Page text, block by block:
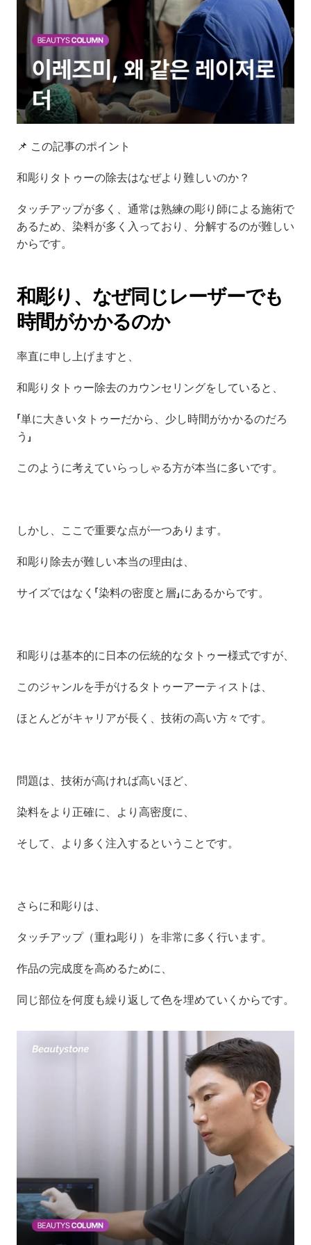
📌 この記事のポイント
和彫りタトゥーの除去はなぜより難しいのか？
タッチアップが多く、通常は熟練の彫り師による施術で
あるため、染料が多く入っており、分解するのが難しい
からです。
和彫り、なぜ同じレーザーでも
時間がかかるのか
率直に申し上げますと、
和彫りタトゥー除去のカウンセリングをしていると、
「単に大きいタトゥーだから、少し時間がかかるのだろ
う」
このように考えていらっしゃる方が本当に多いです。
しかし、ここで重要な点が一つあります。
和彫り除去が難しい本当の理由は、
サイズではなく「染料の密度と層」にあるからです。
和彫りは基本的に日本の伝統的なタトゥー様式ですが、
このジャンルを手がけるタトゥーアーティストは、
ほとんどがキャリアが長く、技術の高い方々です。
問題は、技術が高ければ高いほど、
染料をより正確に、より高密度に、
そして、より多く注入するということです。
さらに和彫りは、
タッチアップ（重ね彫り）を非常に多く行います。
作品の完成度を高めるために、
同じ部位を何度も繰り返して色を埋めていくからです。